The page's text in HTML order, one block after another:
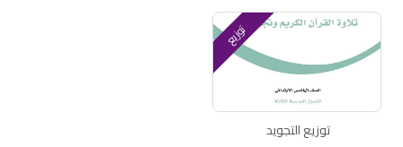
توزيع
توزيع التجويد